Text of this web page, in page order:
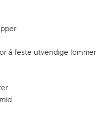
å feste utvendige lommer